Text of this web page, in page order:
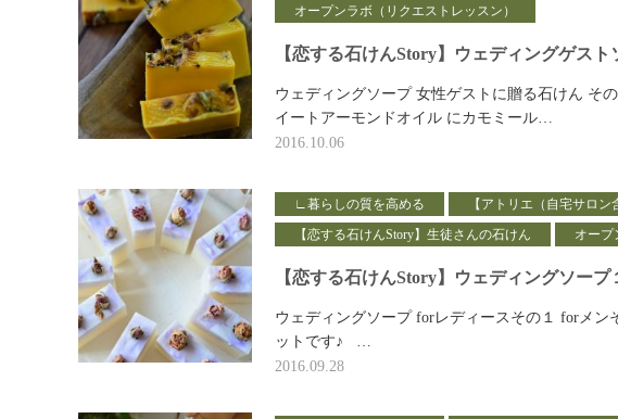
オープンラボ（リクエストレッスン）
【恋する石けんStory】ウェディングゲス
ウェディングソープ 女性ゲストに贈る石けん
イートアーモンドオイル にカモミール…
2016.10.06
∟暮らしの質を高める
【アトリエ（自宅サロン
【恋する石けんStory】生徒さんの石けん
オープ
【恋する石けんStory】ウェディングソープ
ウェディングソープ forレディースその１ forメ
ットです♪ …
2016.09.28